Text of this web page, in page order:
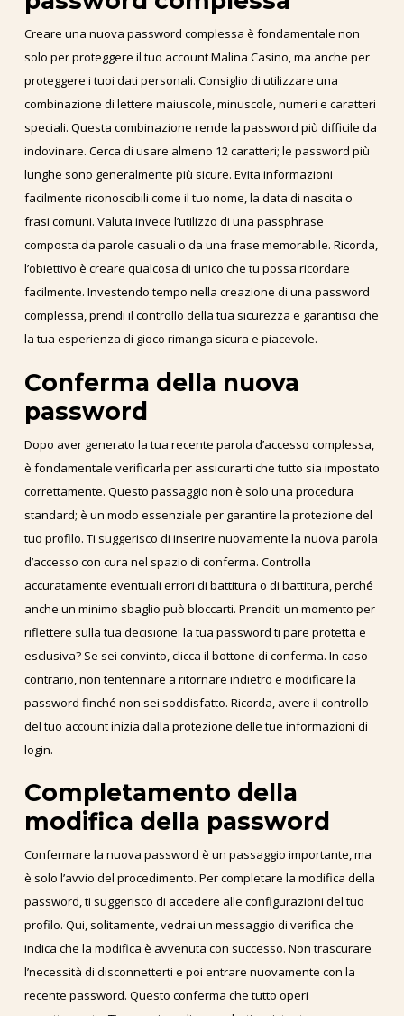
Creare una nuova password complessa è fondamentale non
solo per proteggere il tuo account Malina Casino, ma anche per
proteggere i tuoi dati personali. Consiglio di utilizzare una
combinazione di lettere maiuscole, minuscole, numeri e caratteri
speciali. Questa combinazione rende la password più difficile da
indovinare. Cerca di usare almeno 12 caratteri; le password più
lunghe sono generalmente più sicure. Evita informazioni
facilmente riconoscibili come il tuo nome, la data di nascita o
frasi comuni. Valuta invece l’utilizzo di una passphrase
composta da parole casuali o da una frase memorabile. Ricorda,
l’obiettivo è creare qualcosa di unico che tu possa ricordare
facilmente. Investendo tempo nella creazione di una password
complessa, prendi il controllo della tua sicurezza e garantisci che
la tua esperienza di gioco rimanga sicura e piacevole.
Conferma della nuova
password
Dopo aver generato la tua recente parola d’accesso complessa,
è fondamentale verificarla per assicurarti che tutto sia impostato
correttamente. Questo passaggio non è solo una procedura
standard; è un modo essenziale per garantire la protezione del
tuo profilo. Ti suggerisco di inserire nuovamente la nuova parola
d’accesso con cura nel spazio di conferma. Controlla
accuratamente eventuali errori di battitura o di battitura, perché
anche un minimo sbaglio può bloccarti. Prenditi un momento per
riflettere sulla tua decisione: la tua password ti pare protetta e
esclusiva? Se sei convinto, clicca il bottone di conferma. In caso
contrario, non tentennare a ritornare indietro e modificare la
password finché non sei soddisfatto. Ricorda, avere il controllo
del tuo account inizia dalla protezione delle tue informazioni di
login.
Completamento della
modifica della password
Confermare la nuova password è un passaggio importante, ma
è solo l’avvio del procedimento. Per completare la modifica della
password, ti suggerisco di accedere alle configurazioni del tuo
profilo. Qui, solitamente, vedrai un messaggio di verifica che
indica che la modifica è avvenuta con successo. Non trascurare
l’necessità di disconnetterti e poi entrare nuovamente con la
recente password. Questo conferma che tutto operi